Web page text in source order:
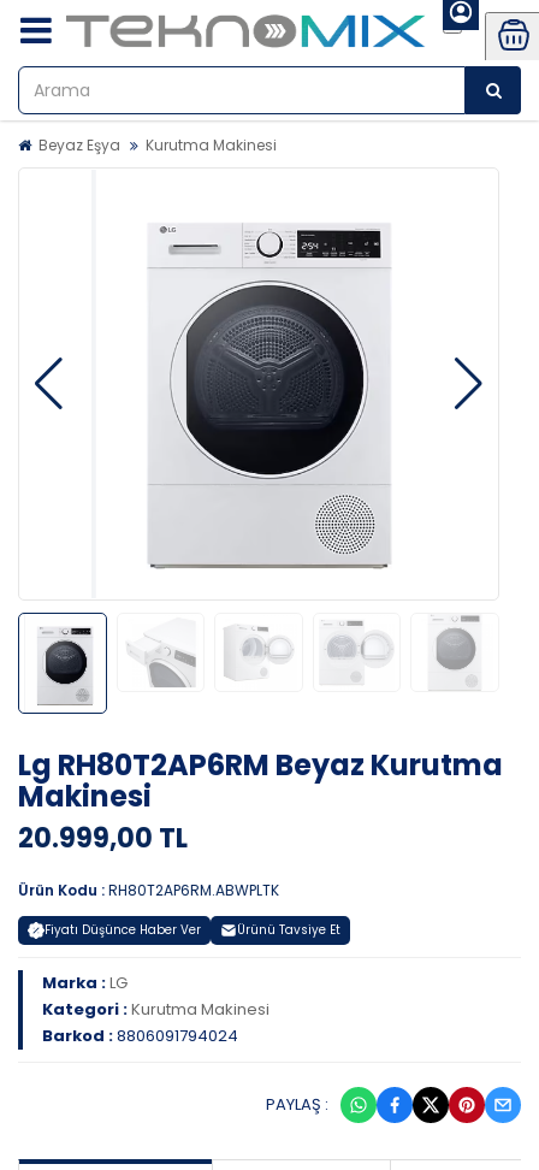
Beyaz Eşya Kurutma Makinesi
Lg RH80T2AP6RM Beyaz Kurutma
Makinesi
20.999,00 TL
Ürün Kodu :RH80T2AP6RM.ABWPLTK
Fiyatı Düşünce Haber Ver Ürünü Tavsiye Et
Marka :LG
Kategori :Kurutma Makinesi
Barkod :8806091794024
PAYLAŞ :